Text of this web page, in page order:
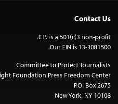
Contact Us
CPJ is a 501(c)3 non-profit.
Our EIN is 13-3081500.
Committee to Protect Journalists
Foundation Press Freedom Center
P.O. Box 2675
New York, NY 10108